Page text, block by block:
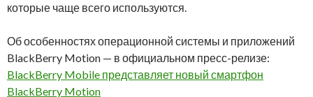
которые чаще всего используются.
Об особенностях операционной системы и приложений
BlackBerry Motion — в официальном пресс-релизе:
BlackBerry Mobile представляет новый смартфон
BlackBerry Motion